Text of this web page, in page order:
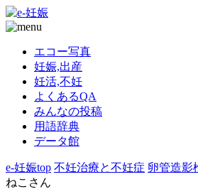
エコー写真
妊娠,出産
妊活,不妊
よくあるQA
みんなの投稿
用語辞典
データ館
e-妊娠top 不妊治療と不妊症 卵管造影
ねこさん